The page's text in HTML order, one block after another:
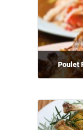
Poulet